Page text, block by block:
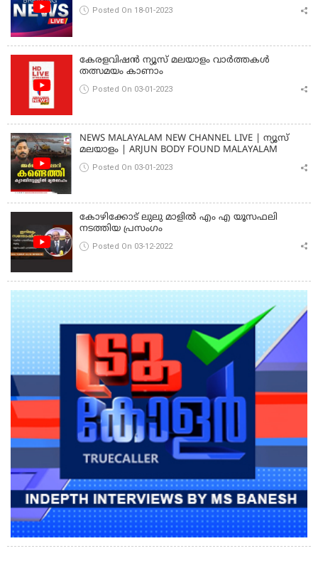
Posted On 18-01-2023
കേരളവിഷൻ ന്യൂസ് മലയാളം വാർത്തകൾ
തത്സമയം കാണാം
Posted On 03-01-2023
NEWS MALAYALAM NEW CHANNEL LIVE | ന്യൂസ്
മലയാളം | ARJUN BODY FOUND MALAYALAM
Posted On 03-01-2023
കോഴിക്കോട് ലുലു മാളിൽ എം എ യൂസഫലി
നടത്തിയ പ്രസംഗം
Posted On 03-12-2022